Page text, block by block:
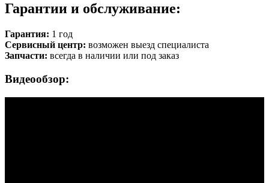
Гарантии и обслуживание:
Гарантия: 1 год
Сервисный центр: возможен выезд специалиста
Запчасти: всегда в наличии или под заказ
Видеообзор: